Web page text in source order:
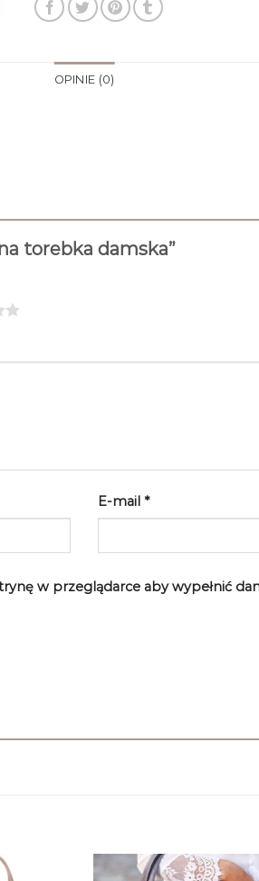
OPINIE (0)
torebka damska”
E-mail *
w przeglądarce aby wypełnić